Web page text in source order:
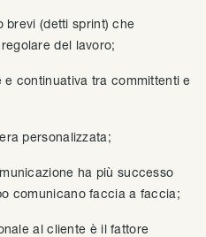
brevi (detti sprint) che
del lavoro;
e continuativa tra committenti e
personalizzata;
ha più successo
comunicano faccia a faccia;
al cliente è il fattore